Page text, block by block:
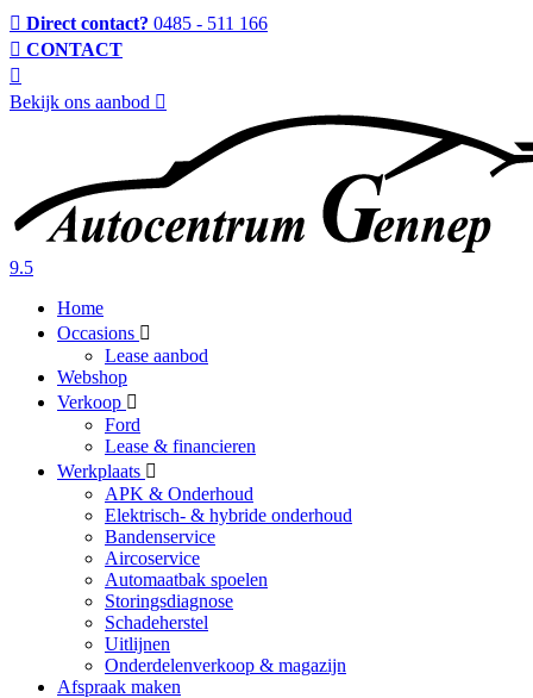
Direct contact? 0485 - 511 166
CONTACT
Bekijk ons aanbod
9.5
Home
Occasions
Lease aanbod
Webshop
Verkoop
Ford
Lease & financieren
Werkplaats
APK & Onderhoud
Elektrisch- & hybride onderhoud
Bandenservice
Aircoservice
Automaatbak spoelen
Storingsdiagnose
Schadeherstel
Uitlijnen
Onderdelenverkoop & magazijn
Afspraak maken